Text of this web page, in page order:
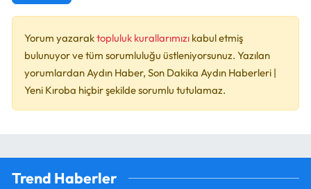
Yorum yazaraktopluluk kurallarımızı kabul etmiş
bulunuyor ve tüm sorumluluğu üstleniyorsunuz. Yazılan
yorumlardan Aydın Haber, Son Dakika Aydın Haberleri |
Yeni Kıroba hiçbir şekilde sorumlu tutulamaz.
Trend Haberler